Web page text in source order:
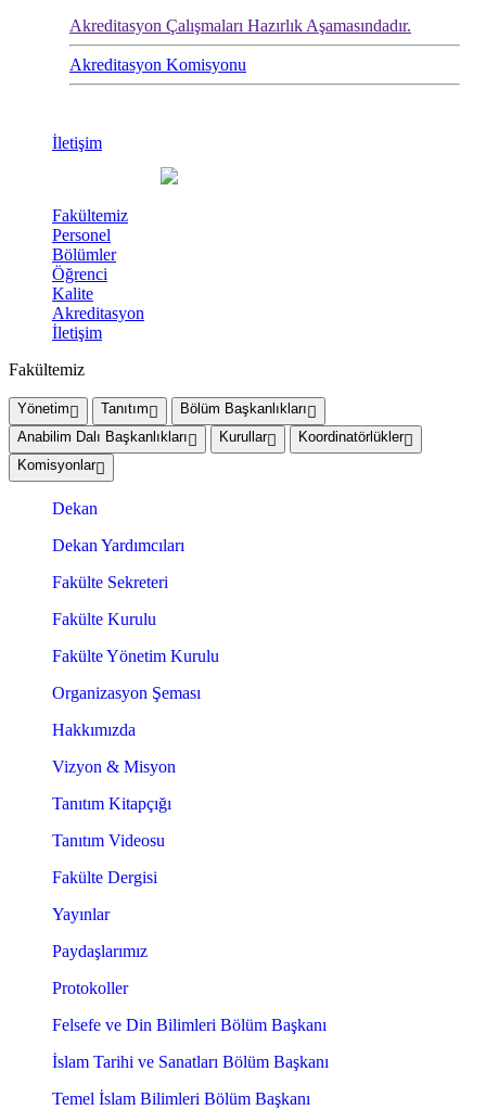
Akreditasyon Çalışmaları Hazırlık Aşamasındadır.
Akreditasyon Komisyonu
İletişim
Fakültemiz
Personel
Bölümler
Öğrenci
Kalite
Akreditasyon
İletişim
Fakültemiz
Yönetim Tanıtım
Bölüm Başkanlıkları
Anabilim Dalı Başkanlıkları
Kurullar
Koordinatörlükler
Komisyonlar
Dekan
Dekan Yardımcıları
Fakülte Sekreteri
Fakülte Kurulu
Fakülte Yönetim Kurulu
Organizasyon Şeması
Hakkımızda
Vizyon & Misyon
Tanıtım Kitapçığı
Tanıtım Videosu
Fakülte Dergisi
Yayınlar
Paydaşlarımız
Protokoller
Felsefe ve Din Bilimleri Bölüm Başkanı
İslam Tarihi ve Sanatları Bölüm Başkanı
Temel İslam Bilimleri Bölüm Başkanı